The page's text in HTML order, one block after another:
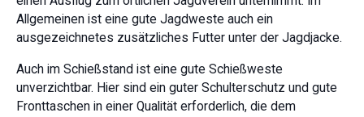
Allgemeinen ist eine gute Jagdweste auch ein
ausgezeichnetes zusätzliches Futter unter der Jagdjacke.
Auch im Schießstand ist eine gute Schießweste
unverzichtbar. Hier sind ein guter Schulterschutz und gute
Fronttaschen in einer Qualität erforderlich, die dem